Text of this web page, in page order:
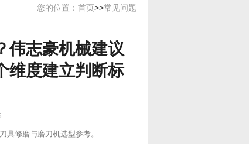
您的位置： 首页>>常见问题
伟志豪机械建议
维度建立判断标
具修磨与磨刀机选型参考。